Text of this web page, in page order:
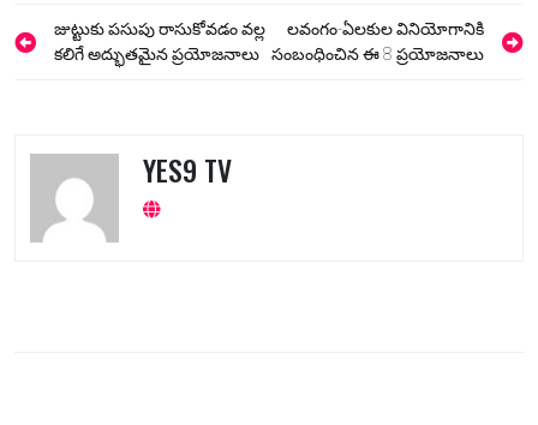
Post
navigation
జుట్టుకు పసుపు రాసుకోవడం వల్ల
కలిగే అద్భుతమైన ప్రయోజనాలు
లవంగం-ఏలకుల వినియోగానికి
సంబంధించిన ఈ 8 ప్రయోజనాలు
YES9 TV